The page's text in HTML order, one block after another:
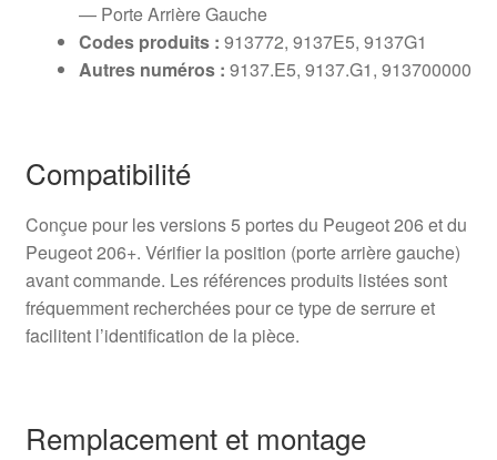
— Porte Arrière Gauche
Codes produits : 913772, 9137E5, 9137G1
Autres numéros : 9137.E5, 9137.G1, 913700000
Compatibilité
Conçue pour les versions 5 portes du Peugeot 206 et du
Peugeot 206+. Vérifier la position (porte arrière gauche)
avant commande. Les références produits listées sont
fréquemment recherchées pour ce type de serrure et
facilitent l’identification de la pièce.
Remplacement et montage